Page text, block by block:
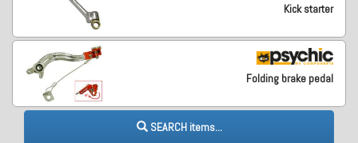
Kick starter
Folding brake pedal
SEARCH items...